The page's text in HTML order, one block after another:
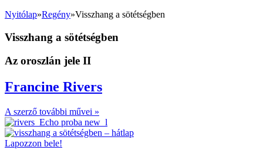
Nyitólap»Regény»Visszhang a sötétségben
Visszhang a sötétségben
Az oroszlán jele II
Francine Rivers
A szerző további művei »
Lapozzon bele!